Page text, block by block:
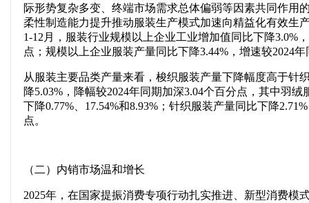
际形势复杂多变、终端市场需求总体偏弱等因素共同作用
柔性制造能力提升推动服装生产模式加速向精益化有效生
1-12月，服装行业规模以上企业工业增加值同比下降3.0%
点；规模以上企业服装产量同比下降3.44%，增速较2024
从服装主要品类产量来看，梭织服装产量下降幅度高于针
降5.03%，降幅较2024年同期加深3.04个百分点，其中羽
下降0.77%、17.54%和8.93%；针织服装产量同比下降
点。
（二）内销市场温和增长
2025年，在国家提振消费专项行动扎实推进、新型消费模